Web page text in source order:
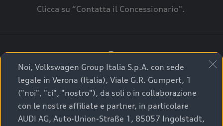
Clicca su “Contatta il Concessionario".
3
A breve verrai ricontattato dal Customer Care
Audi Center o direttamente dal Concessionario
che ti supporterà per finalizzare la tua richiesta.
Noi, Volkswagen Group Italia S.p.A. con sede
legale in Verona (Italia), Viale G.R. Gumpert, 1
("noi", "ci", "nostro"), da soli o in collaborazione
con le nostre affiliate e partner, in particolare
AUDI AG, Auto-Union-Straße 1, 85057 Ingolstadt,